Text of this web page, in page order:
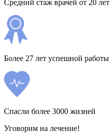
Средний стаж врачей от 20 лет
Более 27 лет успешной работы
Спасли более 3000 жизней
Уговорим на лечение!